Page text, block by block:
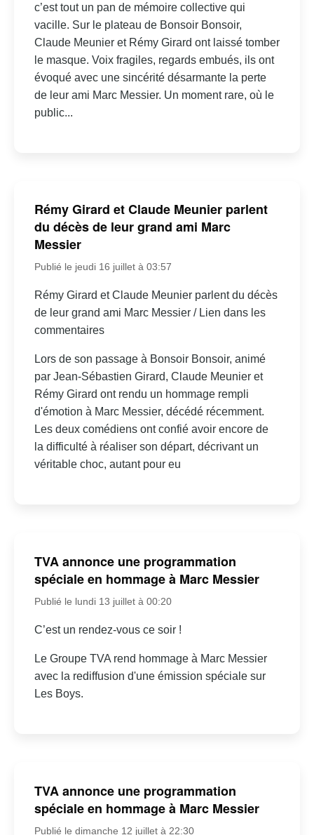
c’est tout un pan de mémoire collective qui
vacille. Sur le plateau de Bonsoir Bonsoir,
Claude Meunier et Rémy Girard ont laissé tomber
le masque. Voix fragiles, regards embués, ils ont
évoqué avec une sincérité désarmante la perte
de leur ami Marc Messier. Un moment rare, où le
public...
Rémy Girard et Claude Meunier parlent
du décès de leur grand ami Marc
Messier
Publié le jeudi 16 juillet à 03:57
Rémy Girard et Claude Meunier parlent du décès
de leur grand ami Marc Messier / Lien dans les
commentaires
Lors de son passage à Bonsoir Bonsoir, animé
par Jean-Sébastien Girard, Claude Meunier et
Rémy Girard ont rendu un hommage rempli
d'émotion à Marc Messier, décédé récemment.
Les deux comédiens ont confié avoir encore de
la difficulté à réaliser son départ, décrivant un
véritable choc, autant pour eu
TVA annonce une programmation
spéciale en hommage à Marc Messier
Publié le lundi 13 juillet à 00:20
C’est un rendez-vous ce soir !
Le Groupe TVA rend hommage à Marc Messier
avec la rediffusion d'une émission spéciale sur
Les Boys.
TVA annonce une programmation
spéciale en hommage à Marc Messier
Publié le dimanche 12 juillet à 22:30